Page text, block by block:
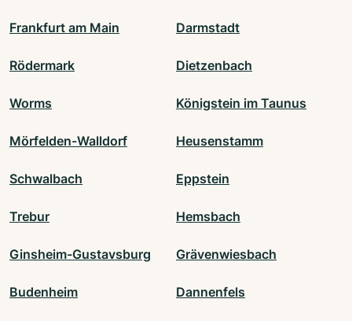
Frankfurt am Main Darmstadt
Rödermark Dietzenbach
Worms Königstein im Taunus
Mörfelden-Walldorf Heusenstamm
Schwalbach Eppstein
Trebur Hemsbach
Ginsheim-Gustavsburg Grävenwiesbach
Budenheim Dannenfels